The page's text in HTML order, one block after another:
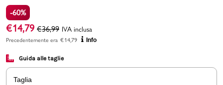
Marchi
-60%
€14,79 €36,99 IVA inclusa
Precedentemente era €14,79 Info
Guida alle taglie
Taglia